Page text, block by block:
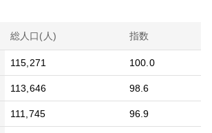
総人口(人) 指数
115,271 100.0
113,646 98.6
111,745 96.9